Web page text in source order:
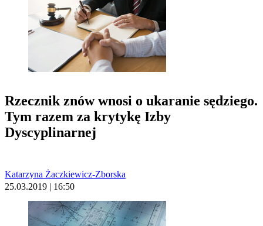
Rzecznik znów wnosi o ukaranie sędziego.
Tym razem za krytykę Izby
Dyscyplinarnej
Katarzyna Żaczkiewicz-Zborska
25.03.2019 | 16:50